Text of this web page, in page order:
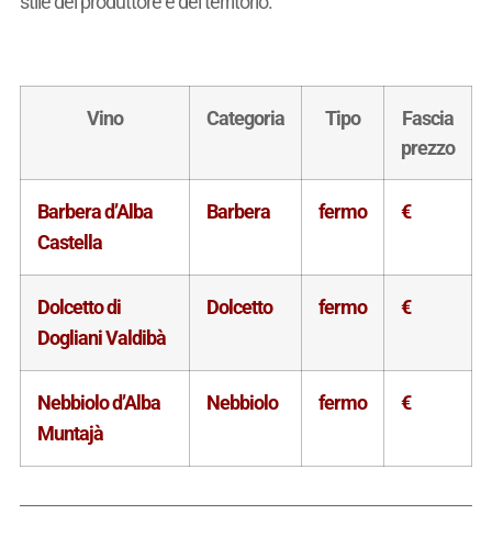
Vino Categoria Tipo
Fascia
prezzo
Barbera d’Alba
Castella
Barbera fermo €
Dolcetto di
Dogliani Valdibà
Dolcetto fermo €
Nebbiolo d’Alba
Muntajà
Nebbiolo fermo €